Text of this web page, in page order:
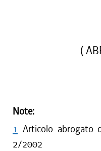
(
Note:
1 Articolo abrogato
2/2002